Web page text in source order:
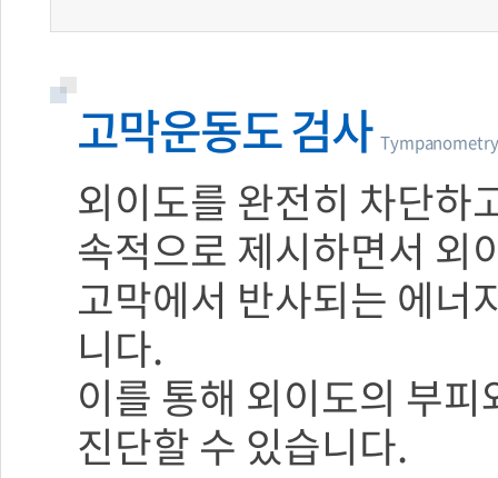
고막운동도 검사 Tympanometry
외이도를 완전히 차단하
속적으로 제시하면서 외
고막에서 반사되는 에너
니다.
이를 통해 외이도의 부
진단할 수 있습니다.